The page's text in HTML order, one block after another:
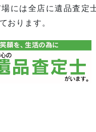
には全店に遺品査定
おります。